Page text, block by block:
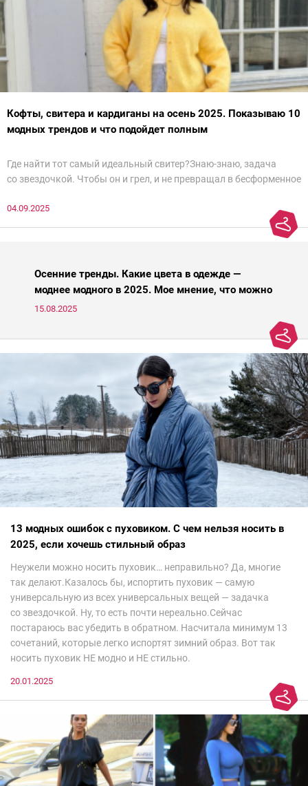
Кофты, свитера и кардиганы на осень 2025. Показываю 10
модных трендов и что подойдет полным
Где найти тот самый идеальный свитер?Знаю-знаю, задача
со звездочкой. Чтобы он и грел, и не превращал в бесформенное
паники.
04.09.2025
Осенние тренды. Какие цвета в одежде —
моднее модного в 2025. Мое мнение, что можно
носить, а что нет
15.08.2025
13 модных ошибок с пуховиком. С чем нельзя носить в
2025, если хочешь стильный образ
Неужели можно носить пуховик… неправильно? Да, многие
так делают.Казалось бы, испортить пуховик — самую
универсальную из всех универсальных вещей — задачка
со звездочкой. Ну, то есть почти нереально.Сейчас
постараюсь вас убедить в обратном. Насчитала минимум 13
сочетаний, которые легко испортят зимний образ. Вот так
носить пуховик НЕ модно и НЕ стильно.
20.01.2025